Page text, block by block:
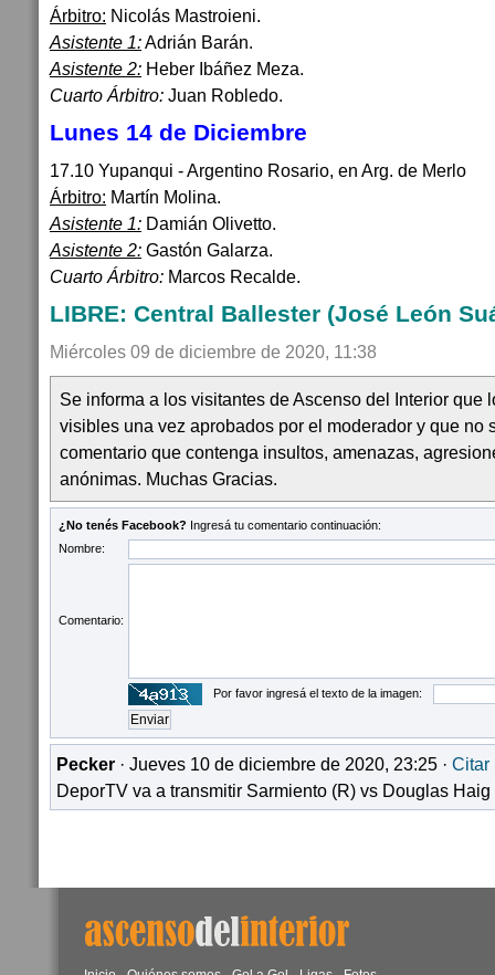
Árbitro: Nicolás Mastroieni.
Asistente 1:Adrián Barán.
Asistente 2: Heber Ibáñez Meza.
Cuarto Árbitro: Juan Robledo.
Lunes 14 de Diciembre
17.10 Yupanqui - Argentino Rosario, en Arg. de Merlo
Árbitro: Martín Molina.
Asistente 1: Damián Olivetto.
Asistente 2: Gastón Galarza.
Cuarto Árbitro: Marcos Recalde.
LIBRE: Central Ballester (José León
Miércoles 09 de diciembre de 2020, 11:38
Se informa a los visitantes de Ascenso del Interior que
visibles una vez aprobados por el moderador y que no
comentario que contenga insultos, amenazas,
anónimas. Muchas Gracias.
¿No tenés Facebook? Ingresá tu comentario continuación:
Nombre:
Comentario:
Por favor ingresá el texto de la imagen:
Pecker · Jueves 10 de diciembre de 2020, 23:25 · Citar
DeporTV va a transmitir Sarmiento (R) vs Douglas Haig